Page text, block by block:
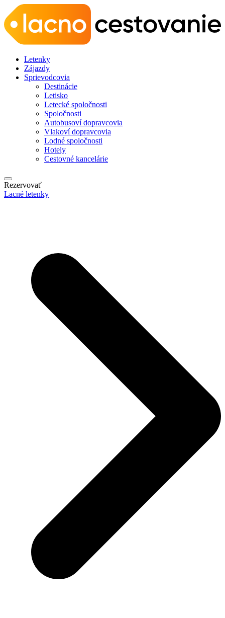
Letenky
Zájazdy
Sprievodcovia
Destinácie
Letisko
Letecké spoločnosti
Spoločnosti
Autobusoví dopravcovia
Vlakoví dopravcovia
Lodné spoločnosti
Hotely
Cestovné kancelárie
Rezervovať
Lacné letenky